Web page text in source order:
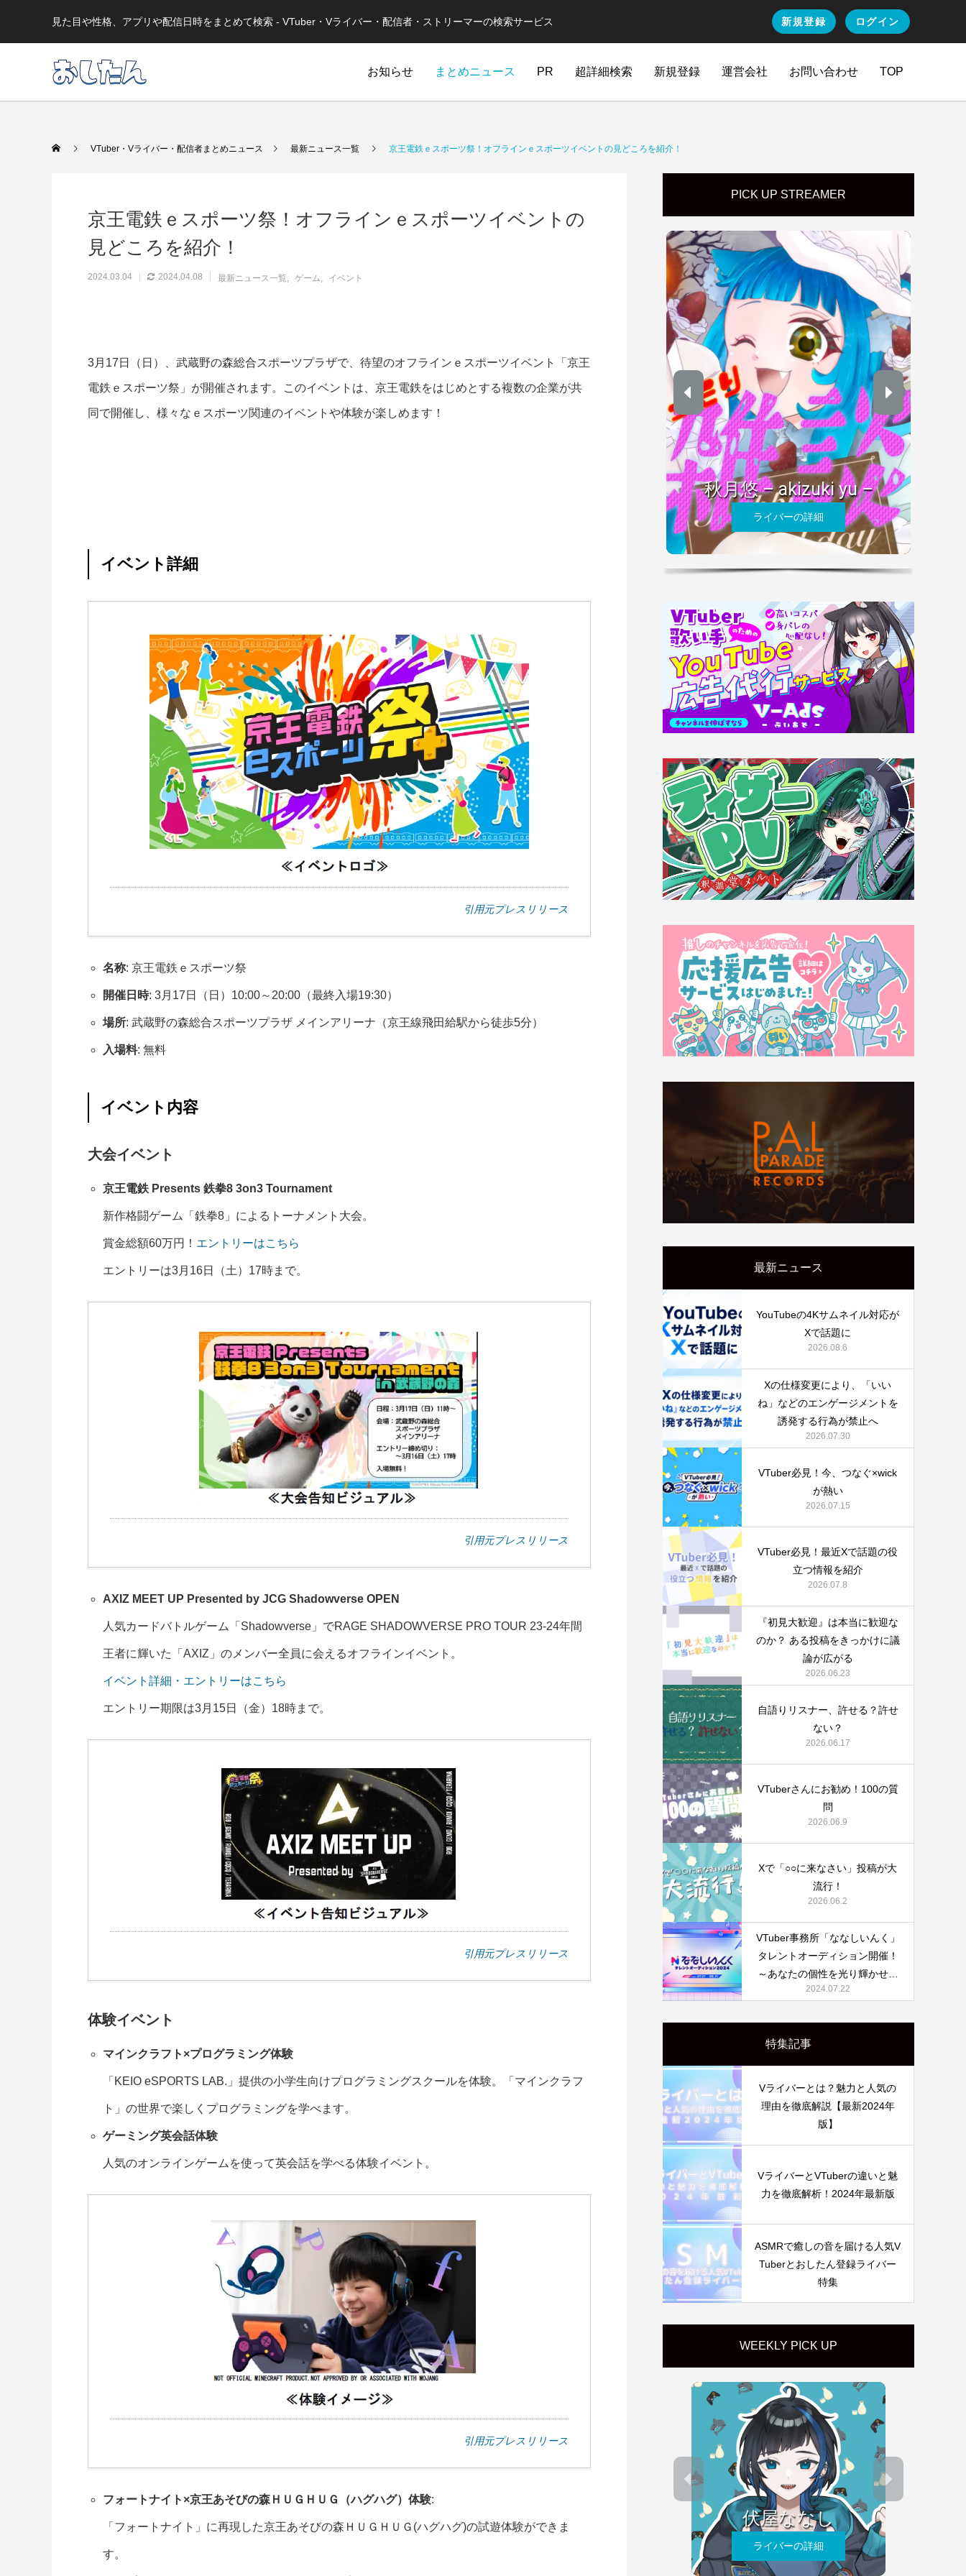
見た目や性格、アプリや配信日時をまとめて検索 - VTuber・Vライバー・配信者・ストリーマーの検索サービス 新規登録 ログイン
お知らせ まとめニュース PR 超詳細検索 新規登録 運営会社 お問い合わせ TOP
VTuber・Vライバー・配信者まとめニュース 最新ニュース一覧 京王電鉄ｅスポーツ祭！オフラインｅスポーツイベントの見どころを紹介！
京王電鉄ｅスポーツ祭！オフラインｅスポーツイベントの
見どころを紹介！
2024.03.04 2024.04.08 最新ニュース一覧 ゲーム イベント
3月17日（日）、武蔵野の森総合スポーツプラザで、待望のオフラインｅスポーツイベント「京王
電鉄ｅスポーツ祭」が開催されます。このイベントは、京王電鉄をはじめとする複数の企業が共
同で開催し、様々なｅスポーツ関連のイベントや体験が楽しめます！
イベント詳細
引用元プレスリリース
名称: 京王電鉄ｅスポーツ祭
開催日時: 3月17日（日）10:00～20:00（最終入場19:30）
場所: 武蔵野の森総合スポーツプラザ メインアリーナ（京王線飛田給駅から徒歩5分）
入場料: 無料
イベント内容
大会イベント
京王電鉄 Presents 鉄拳8 3on3 Tournament
新作格闘ゲーム「鉄拳8」によるトーナメント大会。
賞金総額60万円！ エントリーはこちら
エントリーは3月16日（土）17時まで。
引用元プレスリリース
AXIZ MEET UP Presented by JCG Shadowverse OPEN
人気カードバトルゲーム「Shadowverse」でRAGE SHADOWVERSE PRO TOUR 23-24年間
王者に輝いた「AXIZ」のメンバー全員に会えるオフラインイベント。
イベント詳細・エントリーはこちら
エントリー期限は3月15日（金）18時まで。
引用元プレスリリース
体験イベント
マインクラフト×プログラミング体験
「KEIO eSPORTS LAB.」提供の小学生向けプログラミングスクールを体験。「マインクラフ
ト」の世界で楽しくプログラミングを学べます。
ゲーミング英会話体験
人気のオンラインゲームを使って英会話を学べる体験イベント。
引用元プレスリリース
フォートナイト×京王あそびの森ＨＵＧＨＵＧ（ハグハグ）体験:
「フォートナイト」に再現した京王あそびの森ＨＵＧＨＵＧ(ハグハグ)の試遊体験ができま
す。
PICK UP STREAMER
秋月悠 – akizuki yu –
ライバーの詳細
最新ニュース
YouTubeの4Kサムネイル対応が
Xで話題に
2026.08.6
Xの仕様変更により、「いい
ね」などのエンゲージメントを
誘発する行為が禁止へ
2026.07.30
VTuber必見！今、つなぐ‪×‬wick
が熱い
2026.07.15
VTuber必見！最近Xで話題の役
立つ情報を紹介
2026.07.8
『初見大歓迎』は本当に歓迎な
のか？ ある投稿をきっかけに議
論が広がる
2026.06.23
自語りリスナー、許せる？許せ
ない？
2026.06.17
VTuberさんにお勧め！100の質
問
2026.06.9
Xで「○○に来なさい」投稿が大
流行！
2026.06.2
VTuber事務所「ななしいんく」
タレントオーディション開催！
～あなたの個性を光り輝かせる
チャンス～
2024.07.22
特集記事
Vライバーとは？魅力と人気の
理由を徹底解説【最新2024年
版】
VライバーとVTuberの違いと魅
力を徹底解析！2024年最新版
ASMRで癒しの音を届ける人気V
Tuberとおしたん登録ライバー
特集
WEEKLY PICK UP
伏屋ななし
ライバーの詳細